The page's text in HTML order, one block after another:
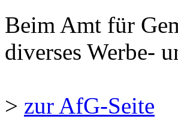
Beim Amt für
diverses Werbe-
> zur AfG-Seite